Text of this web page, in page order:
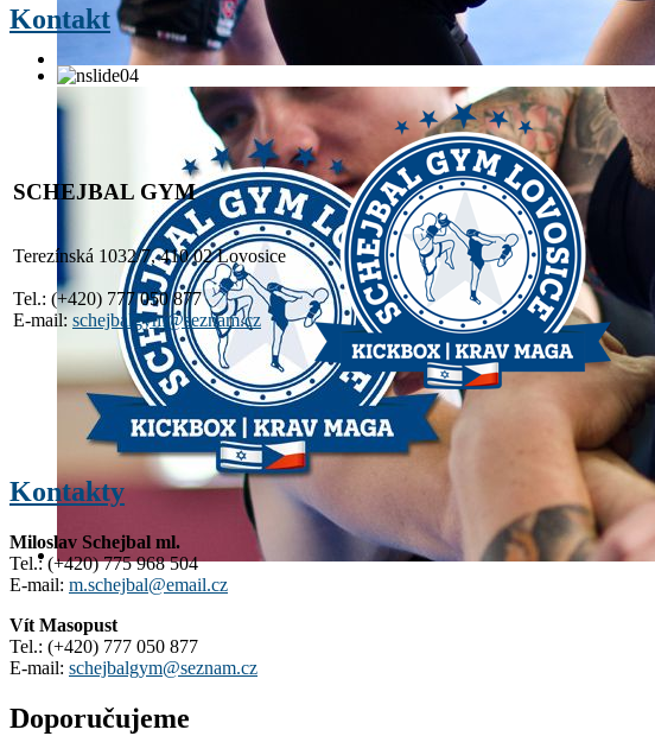
Kontakt
SCHEJBAL GYM
Terezínská 1032/7, 410 02 Lovosice
Tel.: (+420) 777 050 877
E-mail: schejbalgym@seznam.cz
Kontakty
Miloslav Schejbal ml.
Tel.: (+420) 775 968 504
E-mail: m.schejbal@email.cz
Vít Masopust
Tel.: (+420) 777 050 877
E-mail: schejbalgym@seznam.cz
Doporučujeme